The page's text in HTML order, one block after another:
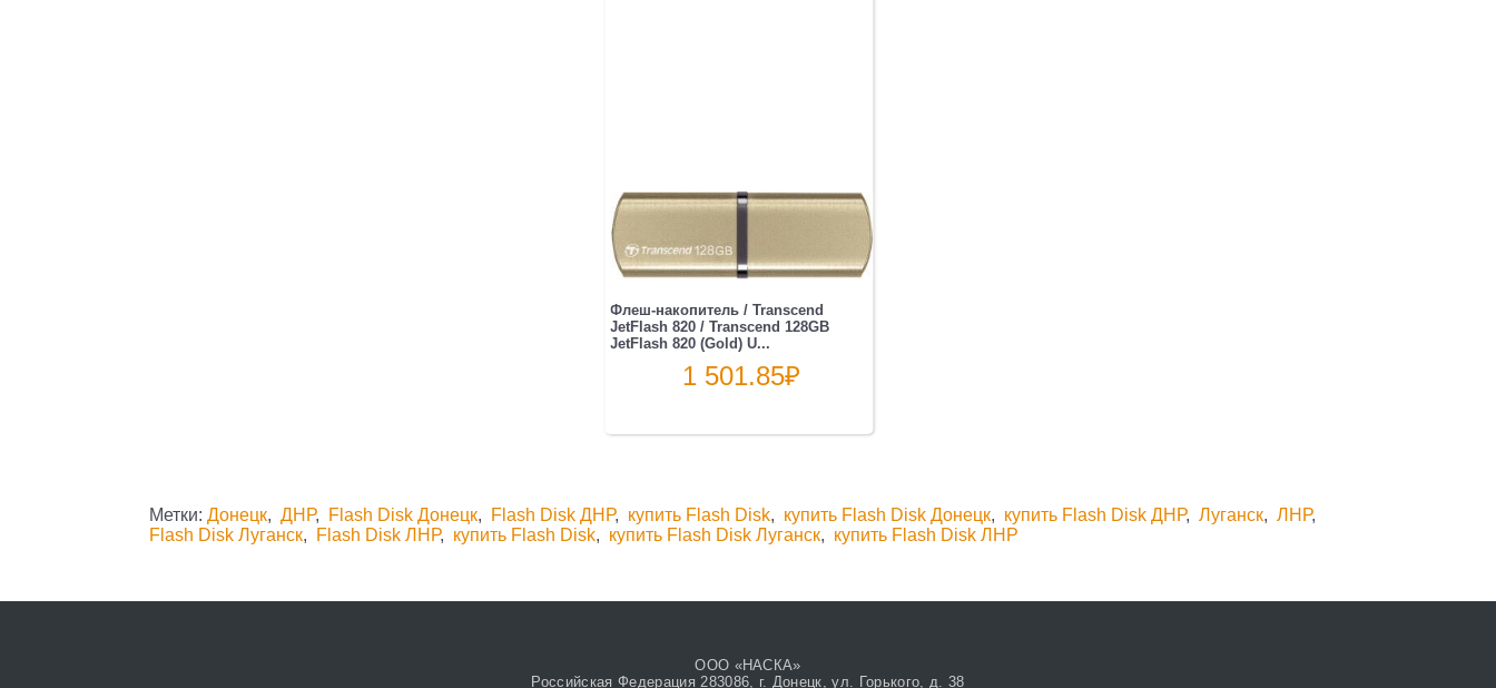
Флеш-накопитель / Transcend
JetFlash 820 / Transcend 128GB
JetFlash 820 (Gold) U...
1 501.85₽
Метки:Донецк,ДНР, Flash Disk Донецк, Flash Disk ДНР, купить Flash Disk, купить Flash Disk Донецк, купить Flash Disk ДНР,Луганск,ЛНР,
Flash Disk Луганск, Flash Disk ЛНР, купить Flash Disk, купить Flash Disk Луганск, купить Flash Disk ЛНР
ООО «НАСКА»
Российская Федерация 283086, г. Донецк, ул. Горького, д. 38